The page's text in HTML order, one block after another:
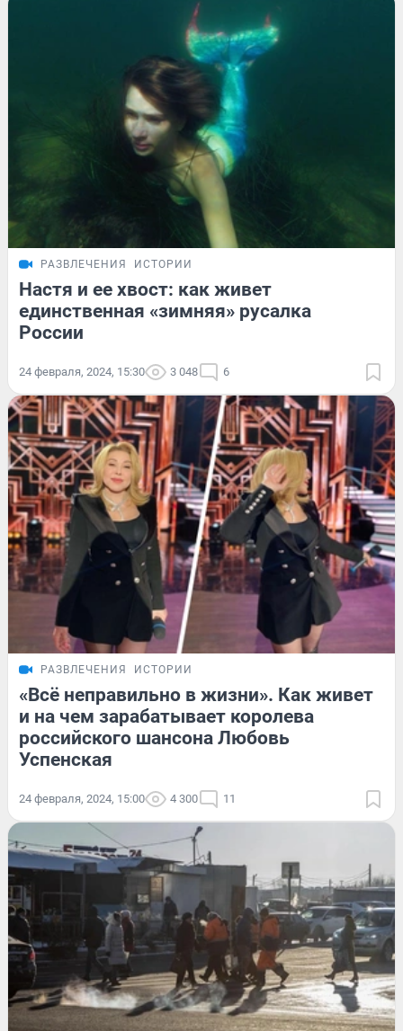
РАЗВЛЕЧЕНИЯ ИСТОРИИ
Настя и ее хвост: как живет
единственная «зимняя» русалка
России
24 февраля, 2024, 15:30 3 048 6
РАЗВЛЕЧЕНИЯ ИСТОРИИ
«Всё неправильно в жизни». Как живет
и на чем зарабатывает королева
российского шансона Любовь
Успенская
24 февраля, 2024, 15:00 4 300 11